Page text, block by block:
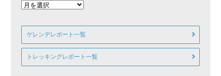
ゲレンデレポート一覧
トレッキングレポート一覧